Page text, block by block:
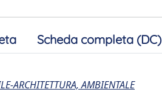
Scheda completa (DC)
ARCHITETTURA, AMBIENTALE